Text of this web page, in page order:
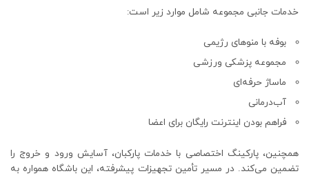
خدمات جانبی مجموعه شامل موارد زیر است:
بوفه با منوهای رژیمی
مجموعه پزشکی ورزشی
ماساژ حرفه‌ای
آب‌درمانی
فراهم بودن اینترنت رایگان برای اعضا
همچنین، پارکینگ اختصاصی با خدمات پارکبان، آسایش ورود و خروج را
تضمین می‌کند. در مسیر تأمین تجهیزات پیشرفته، این باشگاه همواره به